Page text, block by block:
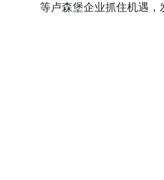
等卢森堡企业抓住机遇